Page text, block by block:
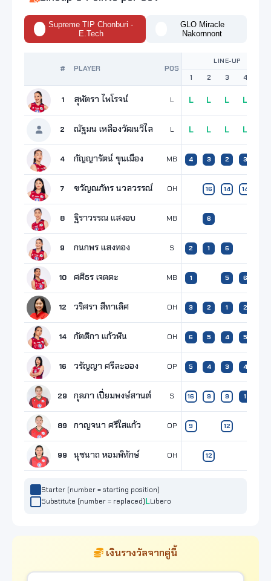
Supreme TIP Chonburi -
E.Tech
GLO Miracle
Nakornnont
# PLAYER POS
LINE-UP
1 2 3 4
1 สุพัตรา ไพโรจน์ L L L L L
2 ณัฐมน เหลืองวัฒนวิไล L L L L L
4 กัญญารัตน์ ขุนเมือง MB 4 3 2 3
7 ขวัญณภัทร นวลวรรณ์ OH 16 14 14
8 ฐิราวรรณ แสงอบ MB 6
9 กนกพร แสงทอง S 2 1 6
10 ศศิธร เจตตะ MB 1 5 6
12 วริศรา สีทาเลิศ OH 3 2 1 2
14 กัตติกา แก้วพิน OH 6 5 4 5
16 วรัญญา ศรีละออง OP 5 4 3 4
29 กุลภา เปี่ยมพงษ์สานต์ S 16 9 9 1
89 กาญจนา ศรีใสแก้ว OP 9 12
99 นุชนาถ หอมพิทักษ์ OH 12
Starter (number = starting position)
Substitute (number = replaced)
Libero
เงินรางวัลจากคู่นี้